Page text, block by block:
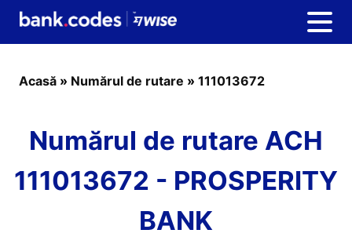
Acasă » Numărul de rutare » 111013672
Numărul de rutare ACH
111013672 - PROSPERITY
BANK